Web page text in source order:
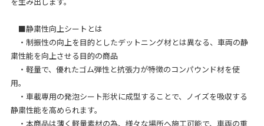
■静粛性向上シートとは
・制振性の向上を目的としたデットニング材とは異なる、車両の静
粛性能を向上させる目的の商品
・軽量で、優れたゴム弾性と抗張力が特徴のコンパウンド材を使
用。
・車載専用の発泡シート形状に成型することで、ノイズを吸収する
静粛性能を高められます。
・本商品は薄く軽量素材の為、様々な場所へ施工可能で、車両の重